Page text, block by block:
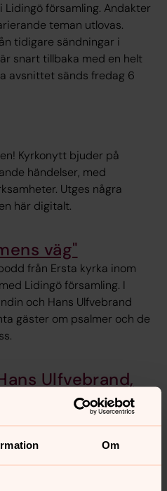
Om
församling. Andakter
teman utlovas.
tidigare sändningar i
snart tillbaka med en helt
avsnittet sänds fredag 6
Kyrkonytt bjuder på
händelser, med
Utges några
här digitalt.
väg"
från Ersta kyrka inom
Lidingö församling. I
och Hans Ulfvebrand
gäster om psalmer och de
Ulfvebrand,
97,8
personliga reflektioner,
människor och musik, ofta
och oväntade gäster.